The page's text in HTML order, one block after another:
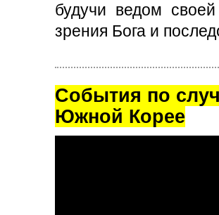
будучи ведом
зрения Бога и
Cобытия по
Южной Корее